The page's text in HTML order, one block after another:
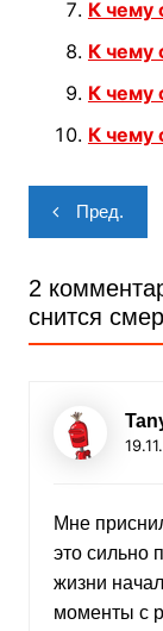
К чему
К чему
К чему
К чему
Навигация
по
записям
Пред.
2
снится
Мне
это сильно
жизни
моменты с